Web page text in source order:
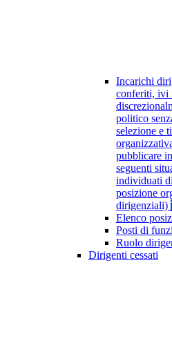
Incarichi
conferiti, ivi
politico
selezione e
pubblicare
seguenti
individuati
posizione
dirigenziali)
Elenco
Posti di
Ruolo
Dirigenti cessati